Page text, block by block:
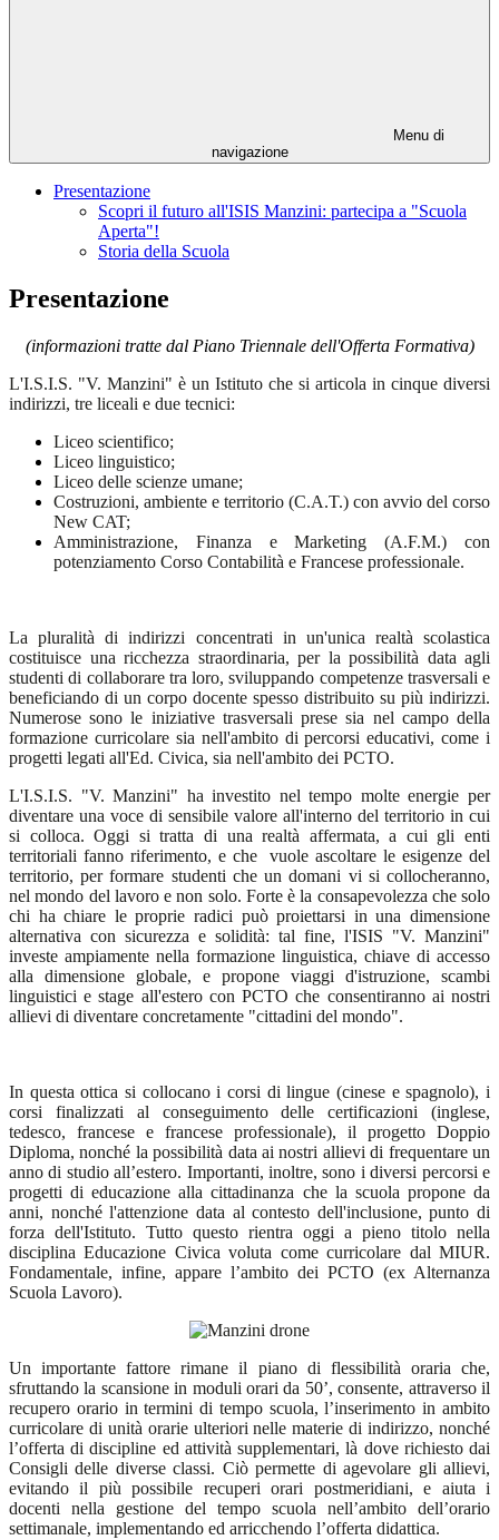
Menu di
navigazione
Presentazione
Scopri il futuro all'ISIS Manzini: partecipa a "Scuola
Aperta"!
Storia della Scuola
Presentazione
(informazioni tratte dal Piano Triennale dell'Offerta Formativa)
L'I.S.I.S. "V. Manzini" è un Istituto che si articola in cinque diversi
indirizzi, tre liceali e due tecnici:
Liceo scientifico;
Liceo linguistico;
Liceo delle scienze umane;
Costruzioni, ambiente e territorio (C.A.T.) con avvio del corso
New CAT;
Amministrazione, Finanza e Marketing (A.F.M.) con
potenziamento Corso Contabilità e Francese professionale.
La pluralità di indirizzi concentrati in un'unica realtà scolastica
costituisce una ricchezza straordinaria, per la possibilità data agli
studenti di collaborare tra loro, sviluppando competenze trasversali e
beneficiando di un corpo docente spesso distribuito su più indirizzi.
Numerose sono le iniziative trasversali prese sia nel campo della
formazione curricolare sia nell'ambito di percorsi educativi, come i
progetti legati all'Ed. Civica, sia nell'ambito dei PCTO.
L'I.S.I.S. "V. Manzini" ha investito nel tempo molte energie per
diventare una voce di sensibile valore all'interno del territorio in cui
si colloca. Oggi si tratta di una realtà affermata, a cui gli enti
territoriali fanno riferimento, e che
vuole ascoltare le esigenze del
territorio, per formare studenti che un domani vi si collocheranno,
nel mondo del lavoro e non solo. Forte è la consapevolezza che solo
chi ha chiare le proprie radici può proiettarsi in una dimensione
alternativa con sicurezza e solidità: tal fine, l'ISIS "V. Manzini"
investe ampiamente nella formazione linguistica, chiave di accesso
alla dimensione globale, e propone viaggi d'istruzione, scambi
linguistici e stage all'estero con PCTO che consentiranno ai nostri
allievi di diventare concretamente "cittadini del mondo".
In questa ottica si collocano i corsi di lingue (cinese e spagnolo), i
corsi finalizzati al conseguimento delle certificazioni (inglese,
tedesco, francese e francese professionale), il progetto Doppio
Diploma, nonché la possibilità data ai nostri allievi di frequentare un
anno di studio all’estero. Importanti, inoltre, sono i diversi percorsi e
progetti di educazione alla cittadinanza che la scuola propone da
anni, nonché l'attenzione data al contesto dell'inclusione, punto di
forza dell'Istituto. Tutto questo rientra oggi a pieno titolo nella
disciplina Educazione Civica voluta come curricolare dal MIUR.
Fondamentale, infine, appare l’ambito dei PCTO (ex Alternanza
Scuola Lavoro).
Un importante fattore rimane il piano di flessibilità oraria che,
sfruttando la scansione in moduli orari da 50’, consente, attraverso il
recupero orario in termini di tempo scuola, l’inserimento in ambito
curricolare di unità orarie ulteriori nelle materie di indirizzo, nonché
l’offerta di discipline ed attività supplementari, là dove richiesto dai
Consigli delle diverse classi. Ciò permette di agevolare gli allievi,
evitando il più possibile recuperi orari postmeridiani, e aiuta i
docenti nella gestione del tempo scuola nell’ambito dell’orario
settimanale, implementando ed arricchendo l’offerta didattica.